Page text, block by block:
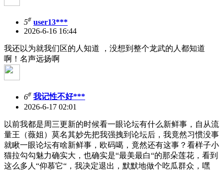
5# user13***
2026-6-16 16:44
我还以为就我们区的人知道 ，没想到整个龙武的人都知道
啊！名声远扬啊
6# 我记性不好***
2026-6-17 02:01
以前我都是周三更新的时候看一眼论坛有什么新鲜事，自从流
量王（薇姐）莫名其妙先把我强拽到论坛后，我竟然习惯没事
就瞅一眼论坛有啥新鲜事，欧码噶，竟然还有这事？看样子小
猫拉勾勾魅力确实大，也确实是“最美最白“的那朵莲花，看到
这么多人“仰慕它“，我决定退出，默默地做个吃瓜群众，嘿